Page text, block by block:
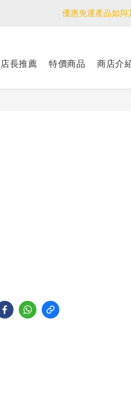
優惠免運產品如
優惠免運產品如
<公告>感謝支持！我們團隊
優惠免運產品如與
店長推薦 特價商品 商店介